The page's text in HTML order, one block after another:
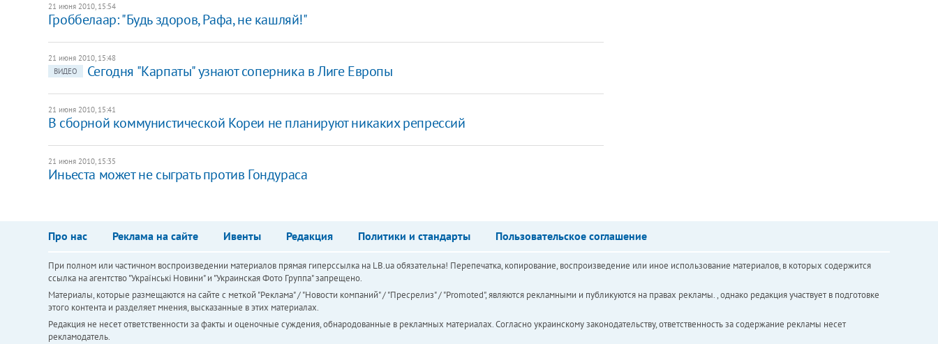
21 июня 2010, 15:54
Гроббелаар: "Будь здоров, Рафа, не кашляй!"
21 июня 2010, 15:48
ВИДЕО
Сегодня "Карпаты" узнают соперника в Лиге Европы
21 июня 2010, 15:41
В сборной коммунистической Кореи не планируют никаких репрессий
21 июня 2010, 15:35
Иньеста может не сыграть против Гондураса
Про нас Реклама на сайте Ивенты Редакция Политики и стандарты Пользовательское соглашение
При полном или частичном воспроизведении материалов прямая гиперссылка на LB.ua обязательна! Перепечатка, копирование, воспроизведение или иное использование материалов, в которых содержится
ссылка на агентство "Українськi Новини" и "Украинская Фото Группа" запрещено.
Материалы, которые размещаются на сайте с меткой "Реклама" / "Новости компаний" / "Пресрелиз" / "Promoted", являются рекламными и публикуются на правах рекламы. , однако редакция участвует в подготовке
этого контента и разделяет мнения, высказанные в этих материалах.
Редакция не несет ответственности за факты и оценочные суждения, обнародованные в рекламных материалах. Согласно украинскому законодательству, ответственность за содержание рекламы несет
рекламодатель.